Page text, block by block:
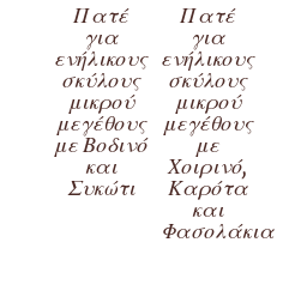
Πατέ
για
ενήλικους
σκύλους
μικρού
μεγέθους
με Βοδινό
και
Συκώτι
Πατέ
για
ενήλικους
σκύλους
μικρού
μεγέθους
με
Χοιρινό,
Καρότα
και
Φασολάκια